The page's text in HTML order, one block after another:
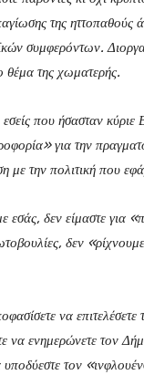
της ηττοπαθούς
συμφερόντων.
θέμα της χωματερής.
εσείς που ήσασταν
για την
με την πολιτική που
εσάς, δεν είμαστε για
δεν
να
να ενημερώνετε τον
υποδύεστε τον